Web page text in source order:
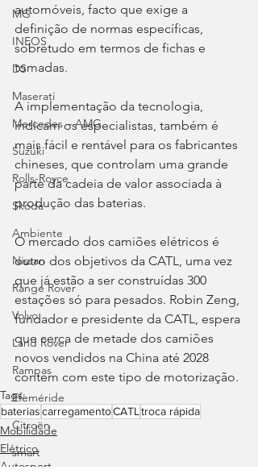
MG
INEOS
DS
Maserati
Mercedes – AMG
Suzuki
Rolls-Royce
Skoda
Ambiente
Nissan
Range Rover
Volvo
Land Rover
Rampas
Efeméride
Citroën
smart
automóveis, facto que exige a
definição de normas específicas,
sobretudo em termos de fichas e
tomadas.
A implementação da tecnologia,
indicam os especialistas, também é
mais fácil e rentável para os fabricantes
chineses, que controlam uma grande
parte da cadeia de valor associada à
produção das baterias.
O mercado dos camiões elétricos é
outro dos objetivos da CATL, uma vez
que já estão a ser construídas 300
estações só para pesados. Robin Zeng,
fundador e presidente da CATL, espera
que cerca de metade dos camiões
novos vendidos na China até 2028
contem com este tipo de motorização.
Tags:
bateriascarregamentoCATL troca rápida
Mobilidade
Elétrico
Autosport